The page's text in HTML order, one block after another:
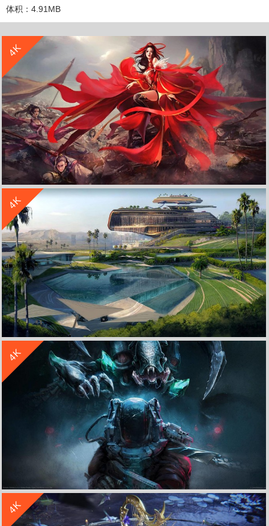
体积：4.91MB
4K
《万古神帝》古风红装 女孩 战斗 战士 剑 4K高清游戏壁纸
立 即 下 载
收 藏
4K
《赛博朋克2077 Cyberpunk 2077》湖水 草地 4K高清游戏电脑壁纸
立 即 下 载
收 藏
4K
《复仇女神号遇险Nemesis Distress》4K高清游戏壁纸
立 即 下 载
收 藏
4K
收 藏